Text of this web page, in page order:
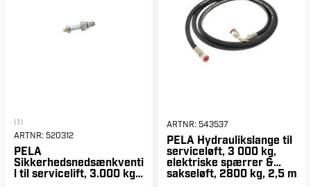
(1)
ARTNR: 520312
PELA
Sikkerhedsnedsænkventi
l til servicelift, 3.000 kg,
ARTNR: 543537
PELA Hydraulikslange til
serviceløft, 3 000 kg,
elektriske spærrer &
sakseløft, 2800 kg, 2,5 m